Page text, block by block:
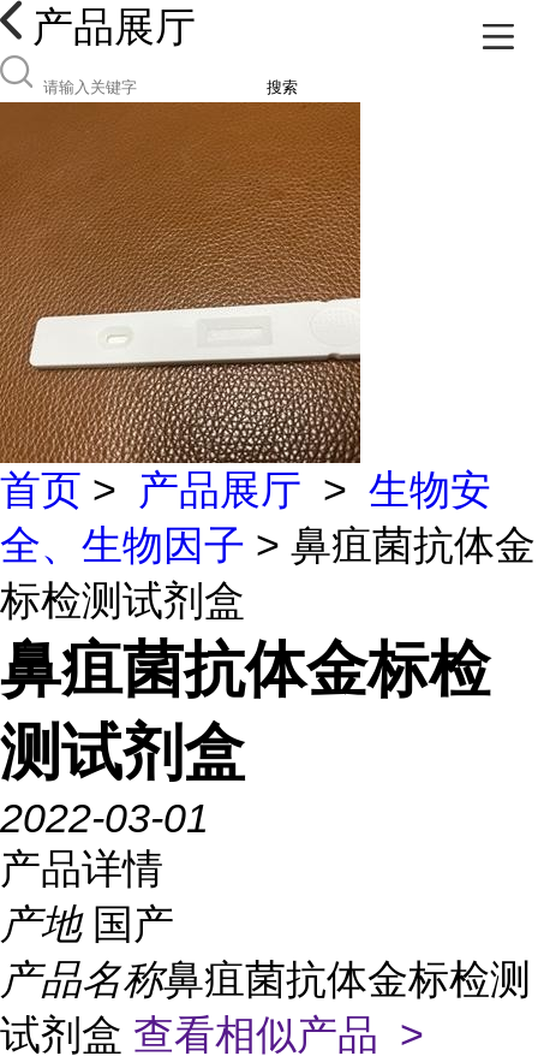
产品展厅
搜索
首页 > 产品展厅 > 生物安
全、生物因子 > 鼻疽菌抗体金
标检测试剂盒
鼻疽菌抗体金标检
测试剂盒
2022-03-01
产品详情
产地 国产
产品名称鼻疽菌抗体金标检测
试剂盒 查看相似产品 >